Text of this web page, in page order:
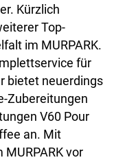
Kürzlich
Top-
im MURPARK.
für
bietet neuerdings
Zubereitungen
V60 Pour
an. Mit
vor